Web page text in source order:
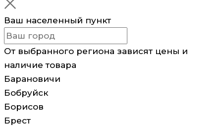
Ваш населенный пункт
От выбранного региона зависят цены и
наличие товара
Барановичи
Бобруйск
Борисов
Брест